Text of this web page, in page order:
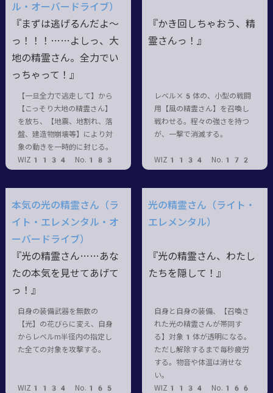
ル・オーバードライブ）
『まずは逃げるんだよ～
っ ！！！…… よしっ、大
地の精霊さん。全力でい
っちゃって！』
【一旦全力で逃走して】から
【こっそり大地の精霊さん】
を放ち、【地震、地割れ、落
盤、建造物崩壊等】により対
象の動きを一時的に封じる。
WIZ1134 No.183
『かき回しちゃおう、精
霊さんっ！』
レベル×5体の、小型の戦闘
用【風の精霊さん】を召喚し
戦わせる。程々の強さを持つ
が、一撃で消滅する。
WIZ1134 No.172
本気の光の精霊さん（ラ
イト・エレメンタル・オ
ーバードライブ）
『光の精霊さん……あな
たの本気を見せてあげて
っ！』
自身の装備武器を無数の
【光】の花びらに変え、自身
からレベルm半径内の指定し
た全ての対象を攻撃する。
WIZ1134 No.165
光の精霊さん（ライト・
エレメンタル）
『光の精霊さん、わたし
たちを隠して！』
自身と自身の装備、【召喚さ
れた光の精霊さんが帯同す
る】対象1体が透明になる。
ただし解除するまで毎秒疲労
する。物音や体温は消せな
い。
WIZ1134 No.166